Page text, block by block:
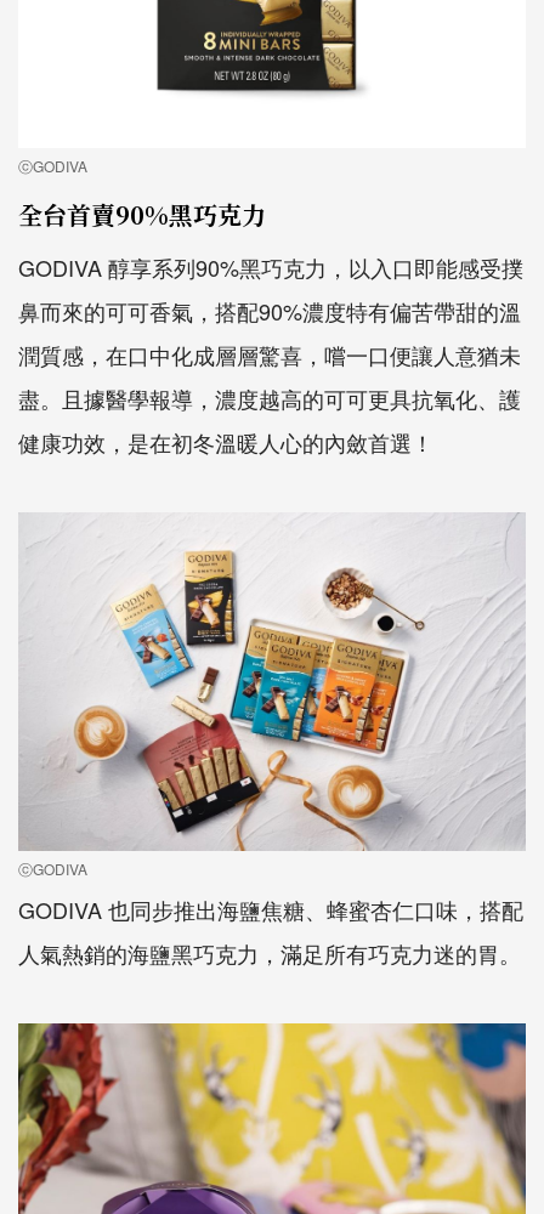
ⓒGODIVA
全台首賣90%黑巧克力
GODIVA 醇享系列90%黑巧克力，以入口即能感受撲
鼻而來的可可香氣，搭配90%濃度特有偏苦帶甜的溫
潤質感，在口中化成層層驚喜，嚐一口便讓人意猶未
盡。且據醫學報導，濃度越高的可可更具抗氧化、護
健康功效，是在初冬溫暖人心的內斂首選！
ⓒGODIVA
GODIVA 也同步推出海鹽焦糖、蜂蜜杏仁口味，搭配
人氣熱銷的海鹽黑巧克力，滿足所有巧克力迷的胃。